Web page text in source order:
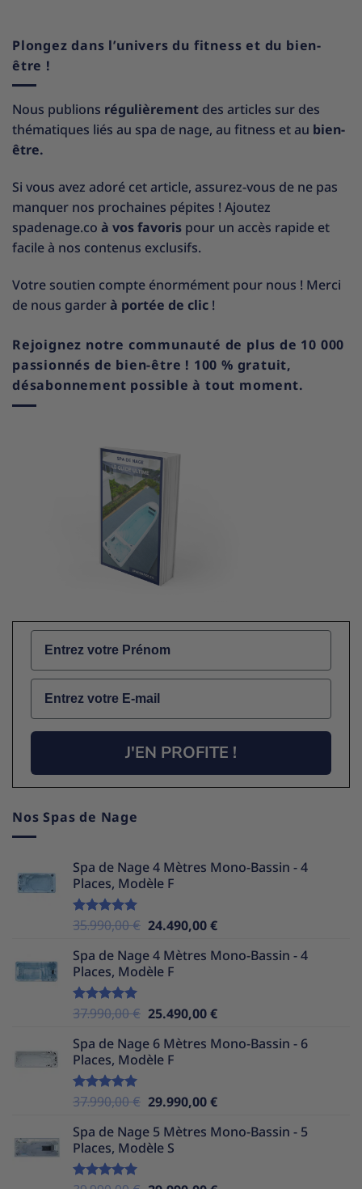
Plongez dans l’univers du fitness et du bien-
être !
Nous publions régulièrement des articles sur des
thématiques liés au spa de nage, au fitness et au bien-
être.
Si vous avez adoré cet article, assurez-vous de ne pas
manquer nos prochaines pépites ! Ajoutez
spadenage.co à vos favoris pour un accès rapide et
facile à nos contenus exclusifs.
Votre soutien compte énormément pour nous ! Merci
de nous garderà portée de clic !
Rejoignez notre communauté de plus de 10 000
passionnés de bien-être ! 100 % gratuit,
désabonnement possible à tout moment.
Name
Email
J'EN PROFITE !
Nos Spas de Nage
Spa de Nage 4 Mètres Mono-Bassin - 4
Places, Modèle F
Note5.00
35.990,00€ Le
initial
était :
24.490,00€Le
actuel
Spa de Nage 4 Mètres Mono-Bassin - 4
Places, Modèle F
Note5.00
37.990,00€ Le
initial
était :
25.490,00€Le
actuel
Spa de Nage 6 Mètres Mono-Bassin - 6
Places, Modèle F
Note5.00
37.990,00€ Le
initial
était :
29.990,00€Le
actuel
Spa de Nage 5 Mètres Mono-Bassin - 5
Places, Modèle S